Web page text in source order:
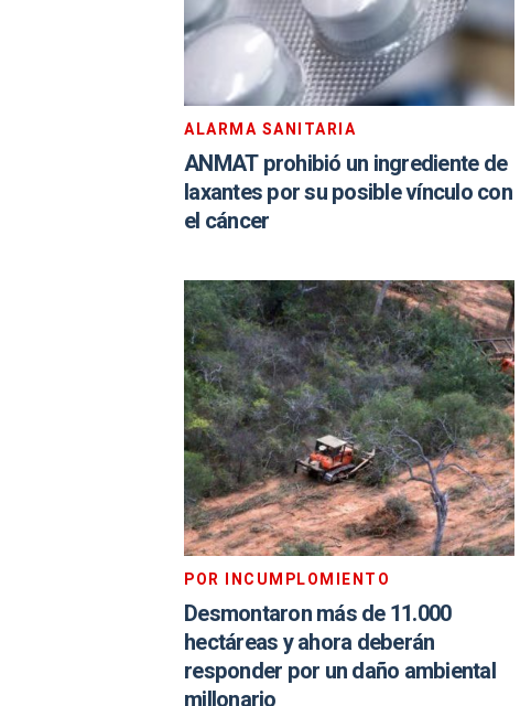
ALARMA SANITARIA
ANMAT prohibió un ingrediente de
laxantes por su posible vínculo con
el cáncer
POR INCUMPLOMIENTO
Desmontaron más de 11.000
hectáreas y ahora deberán
responder por un daño ambiental